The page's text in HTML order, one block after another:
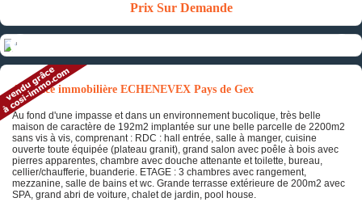
Prix Sur Demande
Annonce immobilière ECHENEVEX Pays de Gex
Au fond d'une impasse et dans un environnement bucolique, très belle
maison de caractère de 192m2 implantée sur une belle parcelle de 2200m2
sans vis à vis, comprenant : RDC : hall entrée, salle à manger, cuisine
ouverte toute équipée (plateau granit), grand salon avec poêle à bois avec
pierres apparentes, chambre avec douche attenante et toilette, bureau,
cellier/chaufferie, buanderie. ETAGE : 3 chambres avec rangement,
mezzanine, salle de bains et wc. Grande terrasse extérieure de 200m2 avec
SPA, grand abri de voiture, chalet de jardin, pool house.